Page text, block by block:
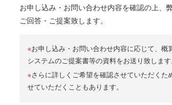
お申し込み・お問い合わせ内容を確認の上、
ご回答・ご提案致します。
※お申し込み・お問い合わせ内容に応じて、概
システムのご提案書等の資料をお送り致します
※さらに詳しくご希望を確認させていただくた
せていただくこともあります。